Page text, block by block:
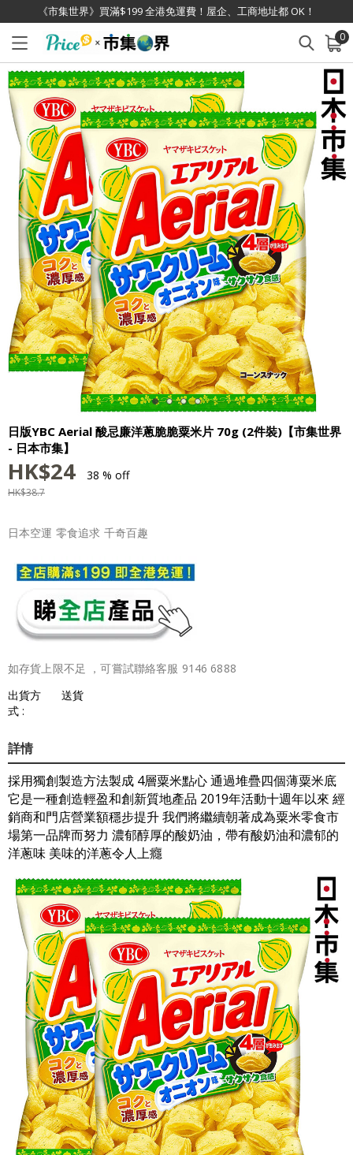
《市集世界》買滿$199 全港免運費！屋企、工商地址都 OK！
0
已加入購物車 查看
日版YBC Aerial 酸忌廉洋蔥脆脆粟米片 70g (2件裝)【市集世界
- 日本市集】
HK$24 38 % off
HK$38.7
日本空運 零食追求 千奇百趣
如存貨上限不足 ，可嘗試聯絡客服 9146 6888
出貨方
式 :
送貨
詳情
採用獨創製造方法製成 4層粟米點心 通過堆疊四個薄粟米底
它是一種創造輕盈和創新質地產品 2019年活動十週年以來 經
銷商和門店營業額穩步提升 我們將繼續朝著成為粟米零食市
場第一品牌而努力 濃郁醇厚的酸奶油，帶有酸奶油和濃郁的
洋蔥味 美味的洋蔥令人上癮